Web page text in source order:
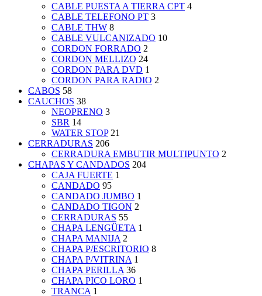
CABLE PUESTA A TIERRA CPT 4
CABLE TELEFONO PT 3
CABLE THW 8
CABLE VULCANIZADO 10
CORDON FORRADO 2
CORDON MELLIZO 24
CORDON PARA DVD 1
CORDON PARA RADIO 2
CABOS 58
CAUCHOS 38
NEOPRENO 3
SBR 14
WATER STOP 21
CERRADURAS 206
CERRADURA EMBUTIR MULTIPUNTO 2
CHAPAS Y CANDADOS 204
CAJA FUERTE 1
CANDADO 95
CANDADO JUMBO 1
CANDADO TIGON 2
CERRADURAS 55
CHAPA LENGÜETA 1
CHAPA MANIJA 2
CHAPA P/ESCRITORIO 8
CHAPA P/VITRINA 1
CHAPA PERILLA 36
CHAPA PICO LORO 1
TRANCA 1